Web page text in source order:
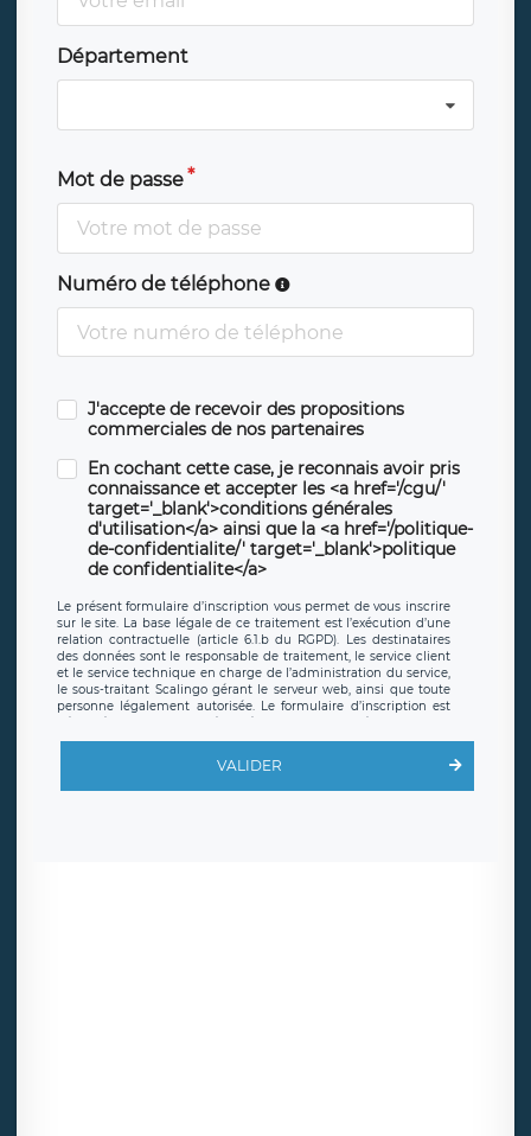
Département
Mot de passe
Numéro de téléphone
J'accepte de recevoir des propositions
commerciales de nos partenaires
En cochant cette case, je reconnais avoir pris
connaissance et accepter les <a href='/cgu/'
target='_blank'>conditions générales
d'utilisation</a> ainsi que la <a href='/politique-
de-confidentialite/' target='_blank'>politique
de confidentialite</a>
Le présent formulaire d’inscription vous permet de vous inscrire
sur le site. La base légale de ce traitement est l’exécution d’une
relation contractuelle (article 6.1.b du RGPD). Les destinataires
des données sont le responsable de traitement, le service client
et le service technique en charge de l’administration du service,
le sous-traitant Scalingo gérant le serveur web, ainsi que toute
personne légalement autorisée. Le formulaire d’inscription est
offrant desclauses de protection conformes au RGPD. Les
en sollicite la suppression, étant entendu que vous pouvez
demander la suppression de vos données et retirer votre
VALIDER